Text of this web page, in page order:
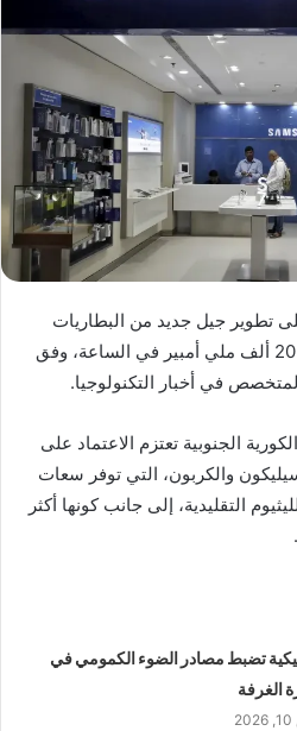
تطوير جيل جديد من البطاريات
المتقدمة بسعات قد تصل إلى 20 ألف ملي أمبير في الساعة، وفق
الجنوبية تعتزم الاعتماد على
والكربون، التي توفر سعات
التقليدية، إلى جانب كونها أكثر
تضبط مصادر الضوء الكمومي في
الغرفة